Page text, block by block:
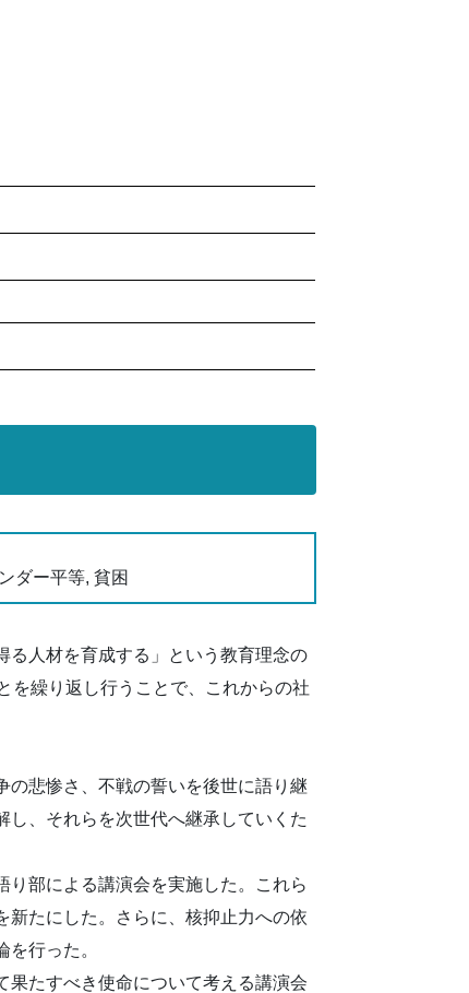
ダー平等, 貧困
る人材を育成する」という教育理念の
を繰り返し行うことで、これからの社
の悲惨さ、不戦の誓いを後世に語り継
し、それらを次世代へ継承していくた
り部による講演会を実施した。これら
新たにした。さらに、核抑止力への依
行った。
果たすべき使命について考える講演会